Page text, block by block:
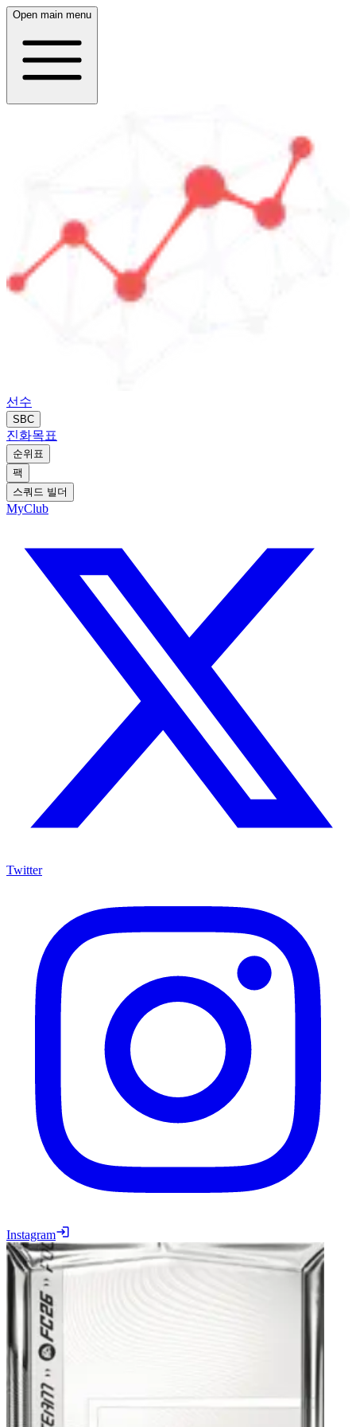
Open main menu
선수
SBC
진화목표
순위표
팩
스쿼드 빌더
MyClub
Twitter
Instagram